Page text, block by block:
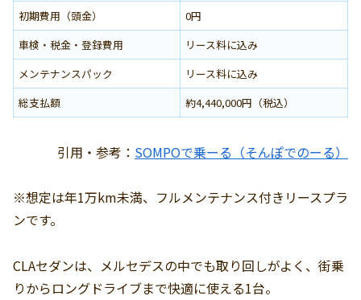
初期費用（頭金）
0円
車検・税金・登録費用
リース料に込み
メンテナンスパック
リース料に込み
総支払額
約4,440,000円（税込）
引用・参考： SOMPOで乗ーる（そんぽでのーる）
※想定は年1万km未満、フルメンテナンス付きリースプラ
ンです。
CLAセダンは、メルセデスの中でも取り回しがよく、街乗
りからロングドライブまで快適に使える1台。